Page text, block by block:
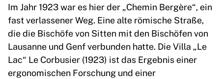
Im Jahr 1923 war es hier der „Chemin Bergère“, ein
fast verlassener Weg. Eine alte römische Straße,
die die Bischöfe von Sitten mit den Bischöfen von
Lausanne und Genf verbunden hatte. Die Villa „Le
Lac“ Le Corbusier (1923) ist das Ergebnis einer
ergonomischen Forschung und einer